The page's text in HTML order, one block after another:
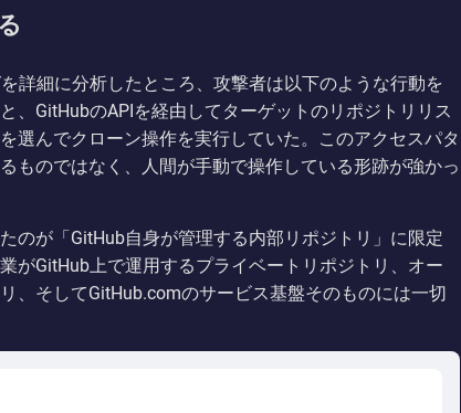
詳細に分析したところ、攻撃者は以下のような行動を
、GitHubのAPIを経由してターゲットのリポジトリリス
選んでクローン操作を実行していた。このアクセスパタ
ものではなく、人間が手動で操作している形跡が強かっ
のが「GitHub自身が管理する内部リポジトリ」に限定
がGitHub上で運用するプライベートリポジトリ、オー
、そしてGitHub.comのサービス基盤そのものには一切